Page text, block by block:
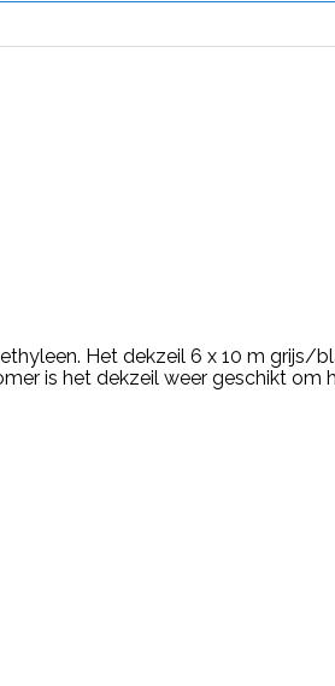
Het dekzeil 6 x 10 m grijs/
is het dekzeil weer geschikt om